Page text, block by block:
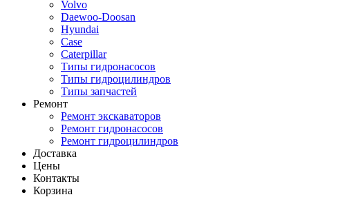
Volvo
Daewoo-Doosan
Hyundai
Case
Caterpillar
Типы гидронасосов
Типы гидроцилиндров
Типы запчастей
Ремонт
Ремонт экскаваторов
Ремонт гидронасосов
Ремонт гидроцилиндров
Доставка
Цены
Контакты
Корзина